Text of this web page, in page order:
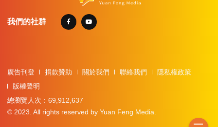
我們的社群
廣告刊登 捐款贊助 關於我們 聯絡我們
隱私權政策
版權聲明
總瀏覽人次：69,912,637
© 2023. All rights reserved by Yuan Feng Media.